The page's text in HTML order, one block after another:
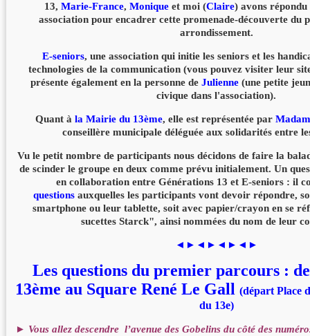
13,Marie-France,Monique et moi (Claire) avons
association pour encadrer cette promenade-découverte du
arrondissement.
E-seniors, une association qui initie les seniors et les
technologies de la communication (vous pouvez visiter leur
présente également en la personne de Julienne (une petite
civique dans l'association).
Quant à la Mairie du 13ème, elle est représentée par
conseillère municipale déléguée aux solidarités entre
Vu le petit nombre de participants nous décidons de faire la
de scinder le groupe en deux comme prévu initialement. Un
en collaboration entre Générations 13 et E-seniors : il
questions auxquelles les participants vont devoir répondre,
smartphone ou leur tablette, soit avec papier/crayon en se
sucettes Starck", ainsi nommées du nom de leur
◄►◄►◄►◄►
Les questions du premier parcours :
13ème au Square René Le Gall(départ Place
du 13e)
► Vous allez descendre l’avenue des Gobelins du côté des